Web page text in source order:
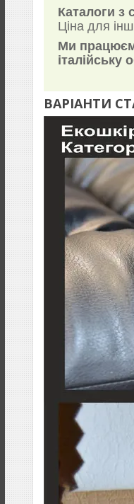
Каталоги з
Ціна для
Ми
італійську
ВАРІАНТИ